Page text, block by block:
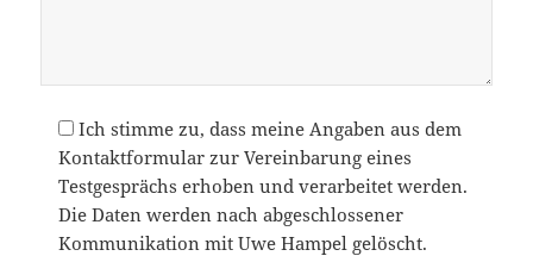
Ich stimme zu, dass meine Angaben aus dem
Kontaktformular zur Vereinbarung eines
Testgesprächs erhoben und verarbeitet werden.
Die Daten werden nach abgeschlossener
Kommunikation mit Uwe Hampel gelöscht.